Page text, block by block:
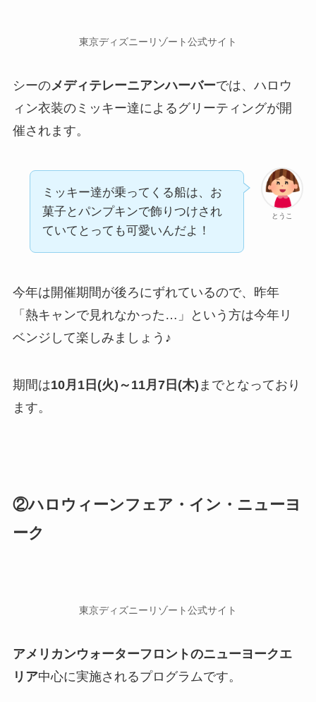
東京ディズニーリゾート公式サイト
シーのメディテレーニアンハーバーでは、ハロウ
ィン衣装のミッキー達によるグリーティングが開
催されます。
とうこ
ミッキー達が乗ってくる船は、お
菓子とパンプキンで飾りつけされ
ていてとっても可愛いんだよ！
今年は開催期間が後ろにずれているので、昨年
「熱キャンで見れなかった…」という方は今年リ
ベンジして楽しみましょう♪
期間は10月1日(火)～11月7日(木) までとなっており
ます。
②ハロウィーンフェア・イン・ニューヨ
ーク
東京ディズニーリゾート公式サイト
アメリカンウォーターフロントのニューヨークエ
リア中心に実施されるプログラムです。